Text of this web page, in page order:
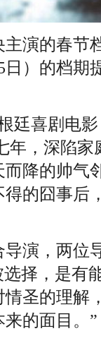
演的春节
）的档期
喜剧电影
年，深陷
降的帅气
的囧事后
演，两位
择，是有
圣的理解
的面目。”